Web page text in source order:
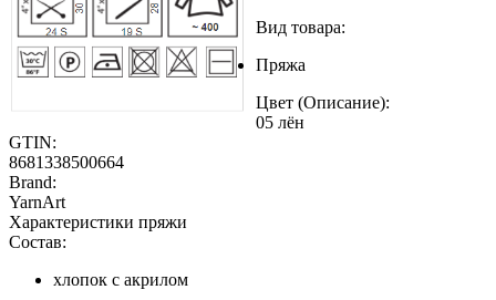
Вид товара:
Пряжа
Цвет (Описание):
05 лён
GTIN:
8681338500664
Brand:
YarnArt
Характеристики пряжи
Состав:
хлопок с акрилом